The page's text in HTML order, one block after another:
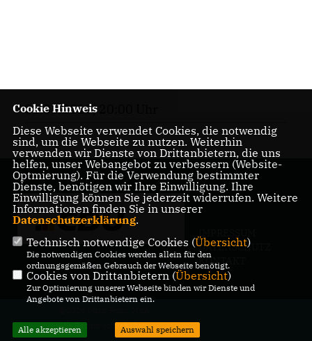
01.05.2019, 20:00 Uhr
DATENSCHUTZ
KONTAKT
Alle Rechte vorbehalten.
Cookie Hinweis
Diese Webseite verwendet Cookies, die notwendig
sind, um die Webseite zu nutzen. Weiterhin
verwenden wir Dienste von Drittanbietern, die uns
helfen, unser Webangebot zu verbessern (Website-
Optmierung). Für die Verwendung bestimmter
Dienste, benötigen wir Ihre Einwilligung. Ihre
Einwilligung können Sie jederzeit widerrufen. Weitere
Informationen finden Sie in unserer
Datenschutzerklärung.
Technisch notwendige Cookies (Übersicht)
Die notwendigen Cookies werden allein für den
ordnungsgemäßen Gebrauch der Webseite benötigt.
Cookies von Drittanbietern (Übersicht)
Zur Optimierung unserer Webseite binden wir Dienste und
Angebote von Drittanbietern ein.
Alle akzeptieren Auswahl speichern